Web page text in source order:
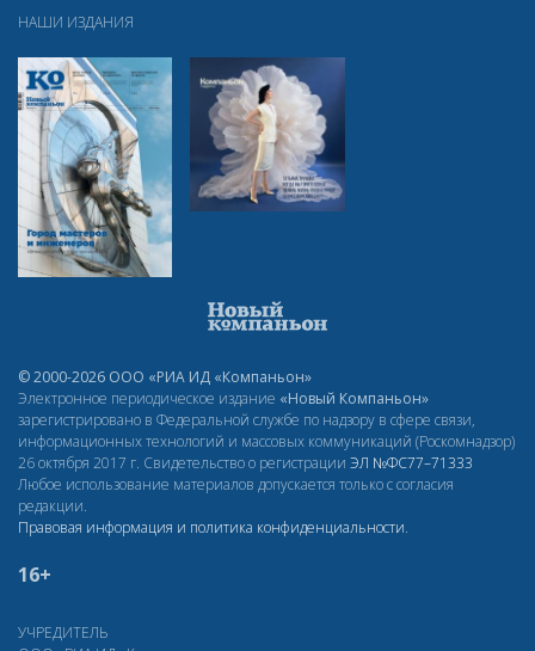
НАШИ ИЗДАНИЯ
© 2000-2026 ООО «РИА ИД «Компаньон»
Электронное периодическое издание «Новый Компаньон»
зарегистрировано в Федеральной службе по надзору в сфере связи,
информационных технологий и массовых коммуникаций (Роскомнадзор)
26 октября 2017 г. Свидетельство о регистрации ЭЛ №ФС77–71333
Любое использование материалов допускается только с согласия
редакции.
Правовая информация и политика конфиденциальности.
16+
УЧРЕДИТЕЛЬ